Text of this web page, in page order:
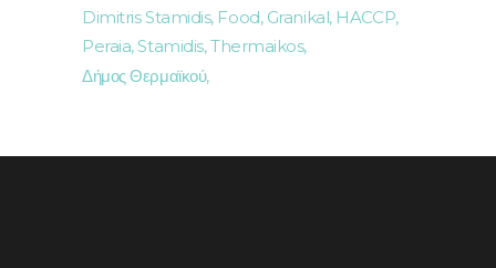
Dimitris Stamidis Food Granikal HACCP
Peraia Stamidis Thermaikos
Δήμος Θερμαϊκού